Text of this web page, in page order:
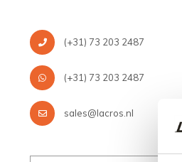
(+31) 73 203 2487
(+31) 73 203 2487
sales@lacros.nl